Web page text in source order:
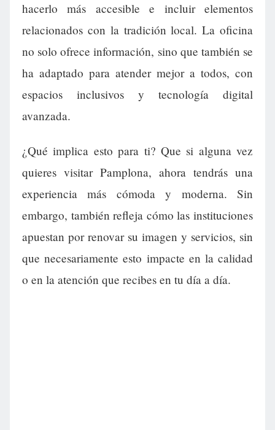
hacerlo más accesible e incluir elementos
relacionados con la tradición local. La oficina
no solo ofrece información, sino que también se
ha adaptado para atender mejor a todos, con
espacios inclusivos y tecnología digital
avanzada.
¿Qué implica esto para ti? Que si alguna vez
quieres visitar Pamplona, ahora tendrás una
experiencia más cómoda y moderna. Sin
embargo, también refleja cómo las instituciones
apuestan por renovar su imagen y servicios, sin
que necesariamente esto impacte en la calidad
o en la atención que recibes en tu día a día.